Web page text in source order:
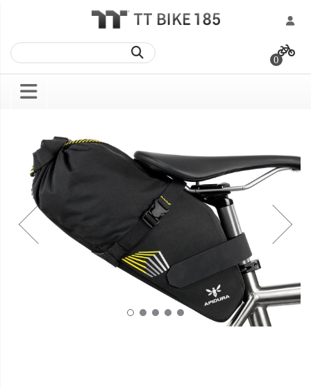
0
images
gallery
beginning
images
gallery